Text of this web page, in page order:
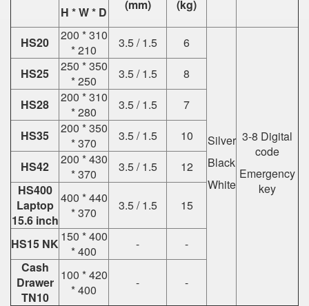
H * W * D
(mm)
(kg)
HS20
200 * 310
* 210
3.5 / 1.5 6
Silver
Black
White
3-8 Digital
code
Emergency
key
HS25
250 * 350
* 250
3.5 / 1.5
8
HS28
200 * 310
* 280
3.5 / 1.5
7
HS35
200 * 350
* 370
3.5 / 1.5
10
HS42
200 * 430
* 370
3.5 / 1.5
12
HS400
Laptop
15.6 inch
400 * 440
* 370
3.5 / 1.5 15
HS15 NK150 * 400
* 400
-
-
Cash
Drawer
TN10
100 * 420
* 400
- -